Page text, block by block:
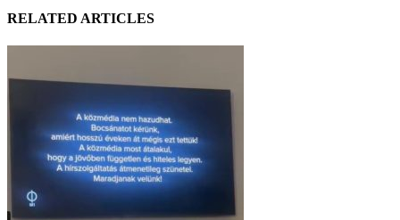
RELATED ARTICLES